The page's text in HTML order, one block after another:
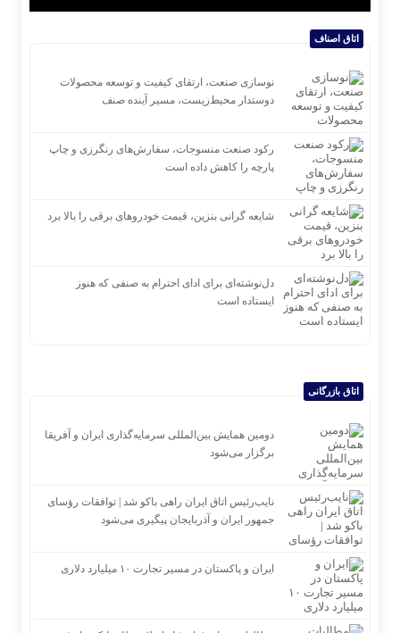
اتاق اصناف
نوسازی صنعت، ارتقای کیفیت و توسعه محصولات
دوستدار محیط‌زیست، مسیر آینده صنف
رکود صنعت منسوجات، سفارش‌های رنگرزی و چاپ
پارچه را کاهش داده است
شایعه گرانی بنزین، قیمت خودروهای برقی را بالا برد
دل‌نوشته‌ای برای ادای احترام به صنفی که هنوز
ایستاده است
اتاق بازرگانی
دومین همایش بین‌المللی سرمایه‌گذاری ایران و آفریقا
برگزار می‌شود
نایب‌رئیس اتاق ایران راهی باکو شد | توافقات رؤسای
جمهور ایران و آذربایجان پیگیری می‌شود
ایران و پاکستان در مسیر تجارت ۱۰ میلیارد دلاری